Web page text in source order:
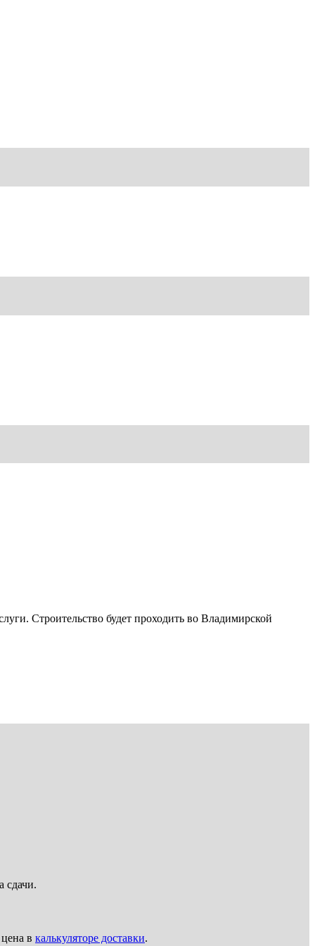
Строительство будет проходить во Владимирской
сдачи.
в калькуляторе доставки.